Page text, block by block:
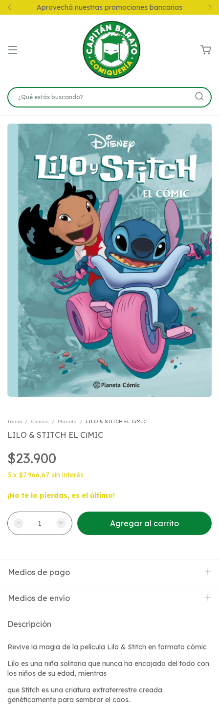
Aprovechá nuestras promociones bancarias
Inicio / Cómics / Planeta / LILO & STITCH EL CîMIC
LILO & STITCH EL CîMIC
$23.900
3 x $7.966,67 sin interés
¡No te lo pierdas, es el último!
Medios de pago
Medios de envío
Descripción
Revive la magia de la película Lilo & Stitch en formato cómic
Lilo es una niña solitaria que nunca ha encajado del todo con
los niños de su edad, mientras
que Stitch es una criatura extraterrestre creada
genéticamente para sembrar el caos.